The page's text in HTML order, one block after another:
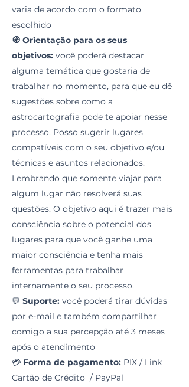
varia de acordo com o formato
escolhido
🧭 Orientação para os seus
objetivos: você poderá destacar
alguma temática que gostaria de
trabalhar no momento, para que eu dê
sugestões sobre como a
astrocartografia pode te apoiar nesse
processo. Posso sugerir lugares
compatíveis com o seu objetivo e/ou
técnicas e asuntos relacionados.
Lembrando que somente viajar para
algum lugar não resolverá suas
questões. O objetivo aqui é trazer mais
consciência sobre o potencial dos
lugares para que você ganhe uma
maior consciência e tenha mais
ferramentas para trabalhar
internamente o seu processo.
💬 Suporte: você poderá tirar dúvidas
por e-mail e também compartilhar
comigo a sua percepção até 3 meses
após o atendimento
💳 Forma de pagamento: PIX / Link
Cartão de Crédito / PayPal